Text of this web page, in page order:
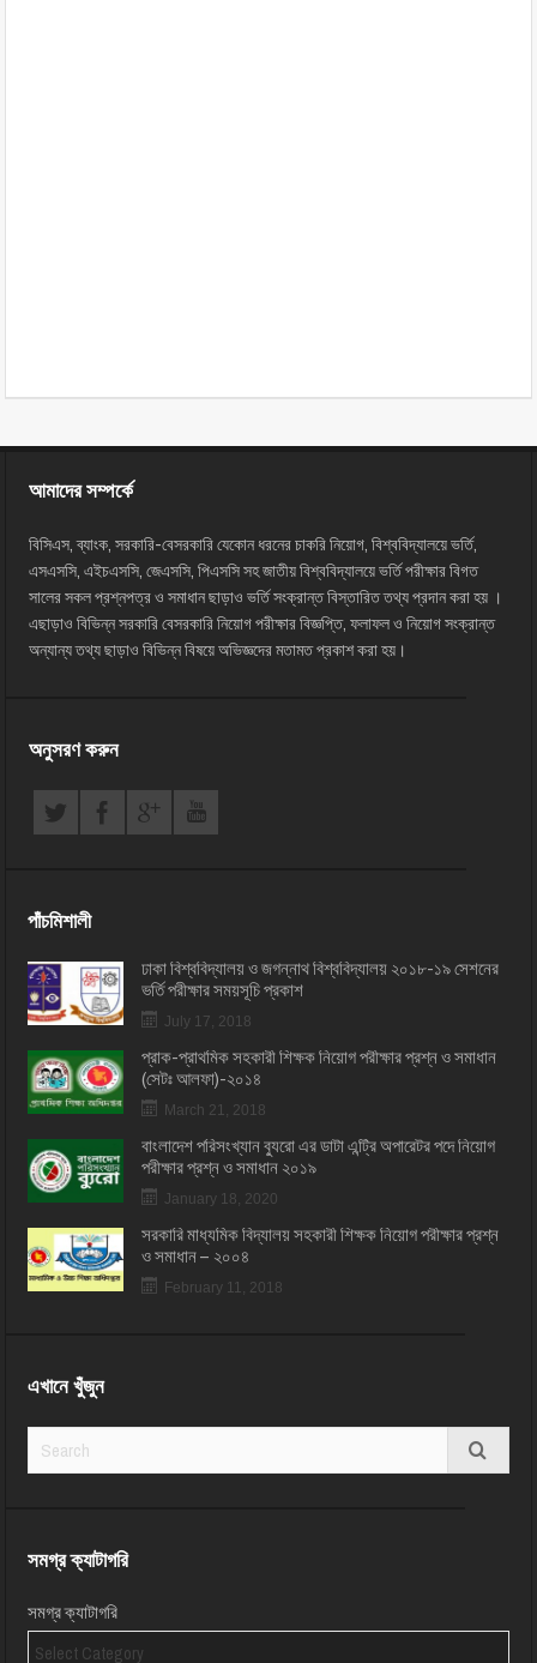
আমাদের সম্পর্কে
বিসিএস, ব্যাংক, সরকারি-বেসরকারি যেকোন ধরনের চাকরি নিয়োগ, বিশ্ববিদ্যালয়ে ভর্তি,
এসএসসি, এইচএসসি, জেএসসি, পিএসসি সহ জাতীয় বিশ্ববিদ্যালয়ে ভর্তি পরীক্ষার বিগত
সালের সকল প্রশ্নপত্র ও সমাধান ছাড়াও ভর্তি সংক্রান্ত বিস্তারিত তথ্য প্রদান করা হয় ।
এছাড়াও বিভিন্ন সরকারি বেসরকারি নিয়োগ পরীক্ষার বিজ্ঞপ্তি, ফলাফল ও নিয়োগ সংক্রান্ত
অন্যান্য তথ্য ছাড়াও বিভিন্ন বিষয়ে অভিজ্ঞদের মতামত প্রকাশ করা হয়।
অনুসরণ করুন
পাঁচমিশালী
ঢাকা বিশ্ববিদ্যালয় ও জগন্নাথ বিশ্ববিদ্যালয় ২০১৮-১৯ সেশনের
ভর্তি পরীক্ষার সময়সূচি প্রকাশ
July 17, 2018
প্রাক-প্রাথমিক সহকারী শিক্ষক নিয়োগ পরীক্ষার প্রশ্ন ও সমাধান
(সেটঃ আলফা)-২০১৪
March 21, 2018
বাংলাদেশ পরিসংখ্যান ব্যুরো এর ডাটা এন্ট্রি অপারেটর পদে নিয়োগ
পরীক্ষার প্রশ্ন ও সমাধান ২০১৯
January 18, 2020
সরকারি মাধ্যমিক বিদ্যালয় সহকারী শিক্ষক নিয়োগ পরীক্ষার প্রশ্ন
ও সমাধান – ২০০৪
February 11, 2018
এখানে খুঁজুন
সমগ্র ক্যাটাগরি
সমগ্র ক্যাটাগরি